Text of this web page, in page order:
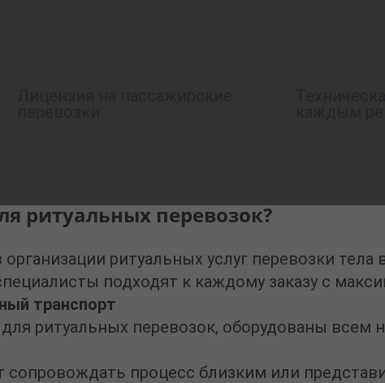
ритуальных перевозок?
ритуальных услуг перевозки тела
подходят к каждому заказу с
транспорт
ритуальных перевозок, оборудованы всем
процесс близким или